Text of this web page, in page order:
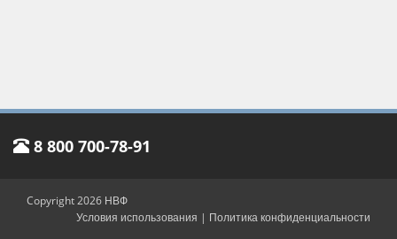
8 800 700-78-91
Copyright 2026 НВФ
Условия использования | Политика конфиденциальности